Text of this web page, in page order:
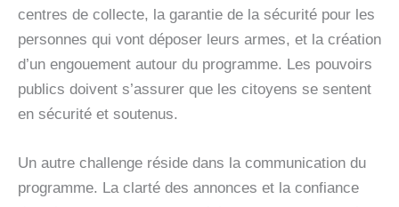
centres de collecte, la garantie de la sécurité pour les
personnes qui vont déposer leurs armes, et la création
d’un engouement autour du programme. Les pouvoirs
publics doivent s’assurer que les citoyens se sentent
en sécurité et soutenus.
Un autre challenge réside dans la communication du
programme. La clarté des annonces et la confiance